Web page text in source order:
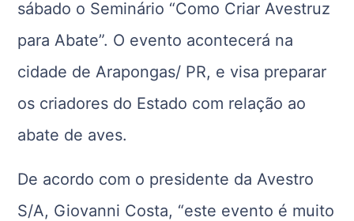
sábado o Seminário “Como Criar Avestruz
para Abate”. O evento acontecerá na
cidade de Arapongas/ PR, e visa preparar
os criadores do Estado com relação ao
abate de aves.
De acordo com o presidente da Avestro
S/A, Giovanni Costa, “este evento é muito